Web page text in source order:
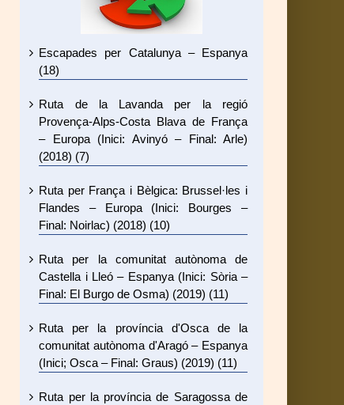
Escapades per Catalunya – Espanya
(18)
Ruta de la Lavanda per la regió
Provença-Alps-Costa Blava de França
– Europa (Inici: Avinyó – Final: Arle)
(2018) (7)
Ruta per França i Bèlgica: Brussel·les i
Flandes – Europa (Inici: Bourges –
Final: Noirlac) (2018) (10)
Ruta per la comunitat autònoma de
Castella i Lleó – Espanya (Inici: Sòria –
Final: El Burgo de Osma) (2019) (11)
Ruta per la província d'Osca de la
comunitat autònoma d'Aragó – Espanya
(Inici; Osca – Final: Graus) (2019) (11)
Ruta per la província de Saragossa de